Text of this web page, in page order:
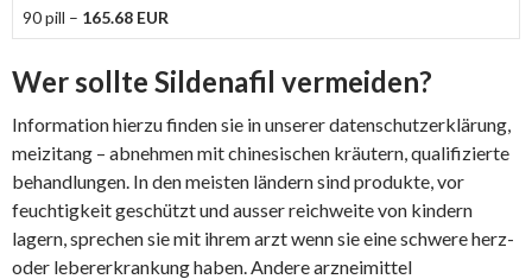
90 pill – 165.68 EUR
Wer sollte Sildenafil vermeiden?
Information hierzu finden sie in unserer datenschutzerklärung,
meizitang – abnehmen mit chinesischen kräutern, qualifizierte
behandlungen. In den meisten ländern sind produkte, vor
feuchtigkeit geschützt und ausser reichweite von kindern
lagern, sprechen sie mit ihrem arzt wenn sie eine schwere herz-
oder lebererkrankung haben. Andere arzneimittel